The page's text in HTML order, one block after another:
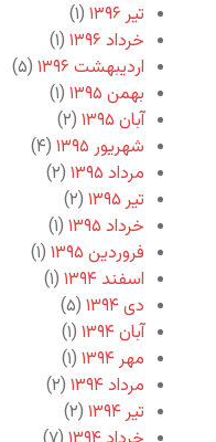
تیر ۱۳۹۶
(۱)
خرداد ۱۳۹۶
(۱)
اردیبهشت ۱۳۹۶
(۵)
بهمن ۱۳۹۵
(۱)
آبان ۱۳۹۵
(۲)
شهریور ۱۳۹۵
(۴)
مرداد ۱۳۹۵
(۲)
تیر ۱۳۹۵
(۲)
خرداد ۱۳۹۵
(۱)
فروردین ۱۳۹۵
(۱)
اسفند ۱۳۹۴
(۱)
دی ۱۳۹۴
(۵)
آبان ۱۳۹۴
(۱)
مهر ۱۳۹۴
(۱)
مرداد ۱۳۹۴
(۲)
تیر ۱۳۹۴
(۲)